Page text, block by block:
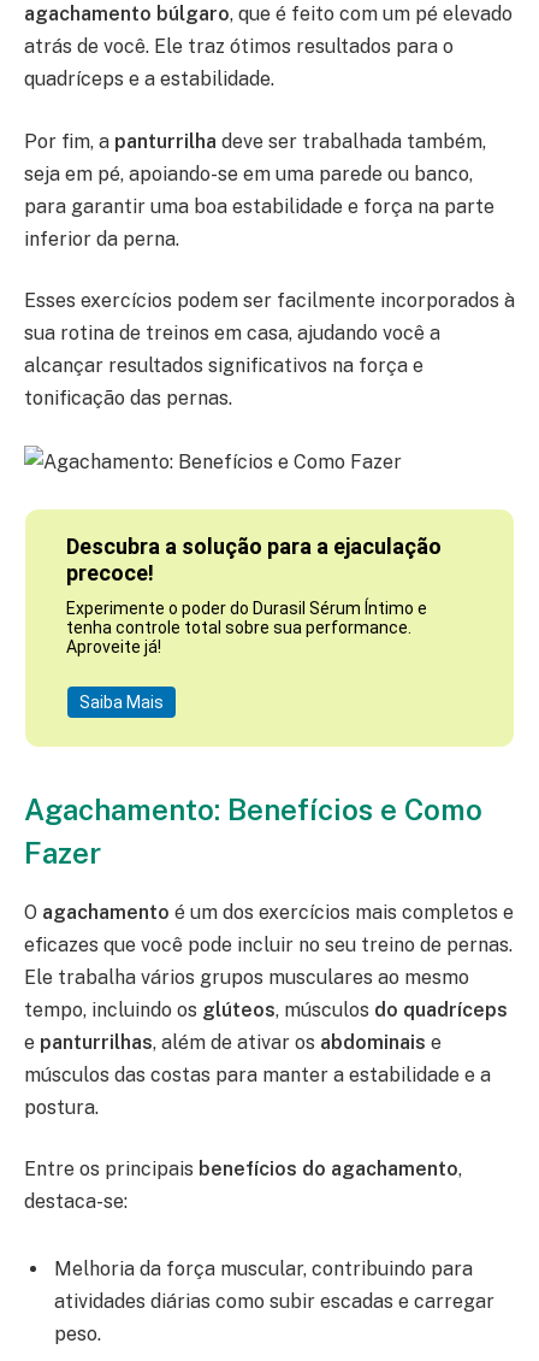
agachamento búlgaro, que é feito com um pé elevado
atrás de você. Ele traz ótimos resultados para o
quadríceps e a estabilidade.
Por fim, a panturrilha deve ser trabalhada também,
seja em pé, apoiando-se em uma parede ou banco,
para garantir uma boa estabilidade e força na parte
inferior da perna.
Esses exercícios podem ser facilmente incorporados à
sua rotina de treinos em casa, ajudando você a
alcançar resultados significativos na força e
tonificação das pernas.
Descubra a solução para a ejaculação
precoce!
Experimente o poder do Durasil Sérum Íntimo e
tenha controle total sobre sua performance.
Aproveite já!
Saiba Mais
Agachamento: Benefícios e Como
Fazer
O agachamento é um dos exercícios mais completos e
eficazes que você pode incluir no seu treino de pernas.
Ele trabalha vários grupos musculares ao mesmo
tempo, incluindo os glúteos, músculos do quadríceps
e panturrilhas, além de ativar os abdominais e
músculos das costas para manter a estabilidade e a
postura.
Entre os principais benefícios do agachamento,
destaca-se:
Melhoria da força muscular, contribuindo para
atividades diárias como subir escadas e carregar
peso.